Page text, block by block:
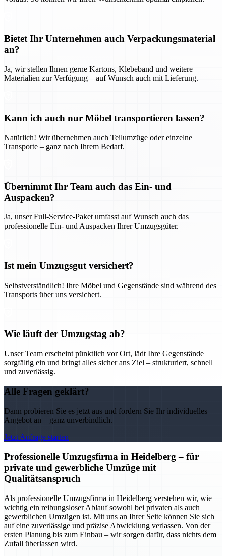
Bietet Ihr Unternehmen auch Verpackungsmaterial
an?
Ja, wir stellen Ihnen gerne Kartons, Klebeband und weitere
Materialien zur Verfügung – auf Wunsch auch mit Lieferung.
Kann ich auch nur Möbel transportieren lassen?
Natürlich! Wir übernehmen auch Teilumzüge oder einzelne
Transporte – ganz nach Ihrem Bedarf.
Übernimmt Ihr Team auch das Ein- und
Auspacken?
Ja, unser Full-Service-Paket umfasst auf Wunsch auch das
professionelle Ein- und Auspacken Ihrer Umzugsgüter.
Ist mein Umzugsgut versichert?
Selbstverständlich! Ihre Möbel und Gegenstände sind während des
Transports über uns versichert.
Wie läuft der Umzugstag ab?
Unser Team erscheint pünktlich vor Ort, lädt Ihre Gegenstände
sorgfältig ein und bringt alles sicher ans Ziel – strukturiert, schnell
und zuverlässig.
Alle Fragen geklärt?
Dann probieren Sie es jetzt aus und fordern Sie Ihr individuelles
Angebot an – ganz unverbindlich.
Jetzt Anfrage starten
Professionelle Umzugsfirma in Heidelberg – für
private und gewerbliche Umzüge mit
Qualitätsanspruch
Als professionelle Umzugsfirma in Heidelberg verstehen wir, wie
wichtig ein reibungsloser Ablauf sowohl bei privaten als auch
gewerblichen Umzügen ist. Mit uns an Ihrer Seite können Sie sich
auf eine zuverlässige und präzise Abwicklung verlassen. Von der
ersten Planung bis zum Einbau – wir sorgen dafür, dass nichts dem
Zufall überlassen wird.